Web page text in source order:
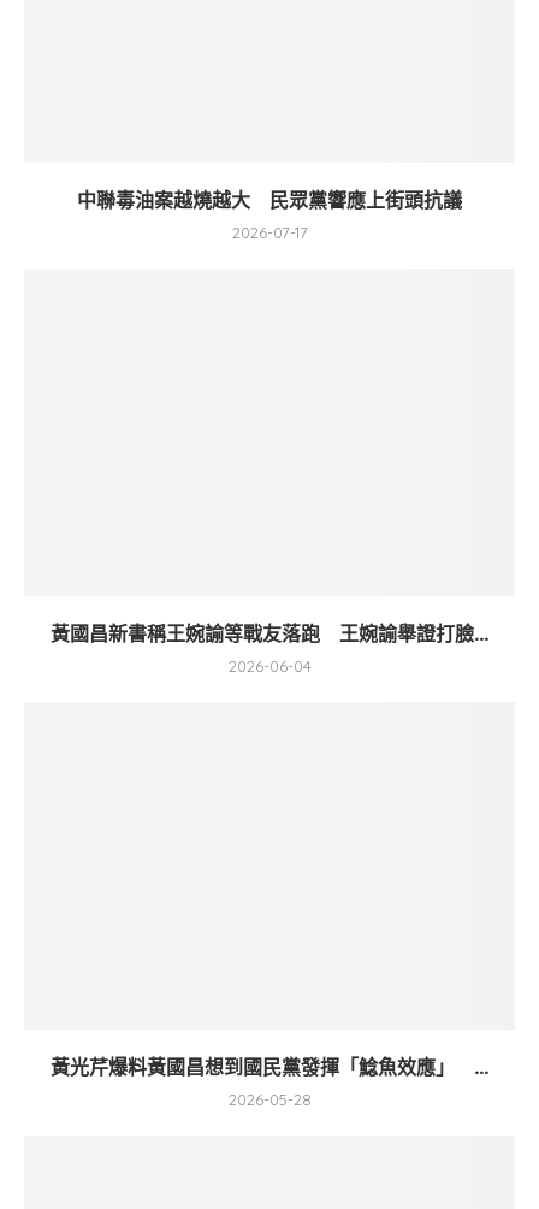
中聯毒油案越燒越大 民眾黨響應上街頭抗議
2026-07-17
黃國昌新書稱王婉諭等戰友落跑 王婉諭舉證打臉...
2026-06-04
黃光芹爆料黃國昌想到國民黨發揮「鯰魚效應」 ...
2026-05-28